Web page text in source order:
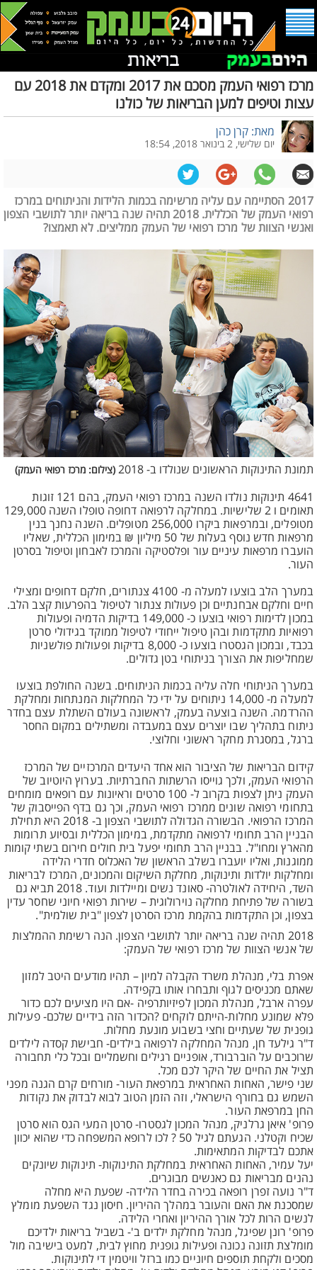
מרכז רפואי העמק מסכם את 2017 ומקדם את 2018 עם
עצות וטיפים למען הבריאות של כולנו
מאת: קרן כהן
יום שלישי, 2 בינואר 2018, 18:54
2017 הסתיימה עם עליה מרשימה בכמות הלידות והניתוחים במרכז
רפואי העמק של הכללית. 2018 תהיה שנה בריאה יותר לתושבי הצפון
ואנשי הצוות של מרכז רפואי של העמק ממליצים. לא תאמצו?
תמונת התינוקות הראשונים שנולדו ב- 2018 (צילום: מרכז רפואי העמק)
4641 תינוקות נולדו השנה במרכז רפואי העמק, בהם 121 זוגות
תאומים ו 2 שלישיות. במחלקה לרפואה דחופה טופלו השנה 129,000
מטופלים, ובמרפאות ביקרו 256,000 מטופלים. השנה נחנך בנין
מרפאות חדש נוסף בעלות של 50 מיליון ₪ במימון הכללית, שאליו
הועברו מרפאות עיניים עור ופלסטיקה והמרכז לאבחון וטיפול בסרטן
העור.
במערך הלב בוצעו למעלה מ- 4100 צנתורים, חלקם דחופים ומצילי
חיים וחלקם אבחנתיים וכן פעולות צנתור לטיפול בהפרעות קצב הלב.
במכון לדימות רפואי בוצעו כ- 149,000 בדיקות הדמיה ופעולות
רפואיות מתקדמות ובהן טיפול ייחודי לטיפול ממוקד בגידולי סרטן
בכבד, ובמכון הגסטרו בוצעו כ- 8,000 בדיקות ופעולות פולשניות
שמחליפות את הצורך בניתוחי בטן גדולים.
במערך הניתוחי חלה עליה בכמות הניתוחים. בשנה החולפת בוצעו
למעלה מ- 14,000 ניתוחים על ידי כל המחלקות המנתחות ומחלקת
ההרדמה. השנה בוצעה בעמק, לראשונה בעולם השתלת עצם בחדר
ניתוח בתהליך שבו יוצרים עצם במעבדה ומשתילים במקום החסר
ברגל, במסגרת מחקר ראשוני וחלוצי.
קידום הבריאות של הציבור הוא אחד היעדים המרכזיים של המרכז
הרפואי העמק, ולכך גוייסו הרשתות החברתיות. בערוץ היוטיוב של
העמק ניתן לצפות בקרוב ל- 100 סרטים וראיונות עם רופאים מומחים
בתחומי רפואה שונים ממרכז רפואי העמק, וכך גם בדף הפייסבוק של
המרכז הרפואי. הבשורה הגדולה לתושבי הצפון ב- 2018 היא תחילת
הבניין הרב תחומי לרפואה מתקדמת, במימון הכללית ובסיוע תרומות
מהארץ ומחו"ל. בבניין הרב תחומי יפעל בית חולים חירום בשתי קומות
ממוגנות, ואליו יועברו בשלב הראשון של האכלוס חדרי הלידה
ומחלקות יולדות ותינוקות, מחלקת השיקום והמכונים, המרכז לבריאות
השד, היחידה לאולטרה- סאונד נשים ומיילדות ועוד. 2018 תביא גם
בשורה של פתיחת מחלקה נוירולוגית – שירות רפואי חיוני שחסר עדין
בצפון, וכן התקדמות בהקמת מרכז הסרטן לצפון "בית שולמית".
2018 תהיה שנה בריאה יותר לתושבי הצפון. הנה רשימת ההמלצות
של אנשי הצוות של מרכז רפואי של העמק:
אפרת בלי, מנהלת משרד הקבלה למיון – תהיו מודעים היטב למזון
שאתם מכניסים לגוף ותבחרו אותו בקפידה.
עפרה ארבל, מנהלת המכון לפיזיותרפיה -אם היו מציעים לכם כדור
פלא שמונע מחלות-הייתם לוקחים ?הכדור הזה בידיים שלכם- פעילות
גופנית של שעתיים וחצי בשבוע מונעת מחלות.
ד"ר גילעד חן, מנהל המחלקה לרפואה בילדים- חבישת קסדה לילדים
שרוכבים על הוברבורד, אופניים רגילים וחשמליים ובכל כלי תחבורה
תציל את החיים של היקר לכם מכל.
שני פישר, האחות האחראית במרפאת העור- מורחים קרם הגנה מפני
השמש גם בחורף הישראלי, וזה הזמן הטוב לבוא לבדוק את נקודות
החן במרפאת העור.
פרופ' איאן גרלניק, מנהל המכון לגסטרו- סרטן המעי הגס הוא סרטן
שכיח וקטלני. הגעתם לגיל 50 ? לכו לרופא המשפחה כדי שהוא יכוון
אתכם לבדיקות המתאימות.
יעל עמיר, האחות האחראית במחלקת התינוקות- תינוקות שיונקים
נהנים מבריאות גם כאנשים מבוגרים.
ד"ר נועה זפרן רופאה בכירה בחדר הלידה- שפעת היא מחלה
שמסכנת את האם והעובר במהלך ההיריון. חיסון נגד השפעת מומלץ
לנשים הרות לכל אורך ההיריון ואחרי הלידה.
פרופ' רונן שפיגל, מנהל מחלקת ילדים ב'- בשביל בריאות ילדיכם
מומלצת תזונה נכונה ופעילות גופנית מחוץ לבית, למעט בישיבה מול
מסכים ולקחת תוספים חיוניים כמו ברזל וויטמין די לתינוקות.